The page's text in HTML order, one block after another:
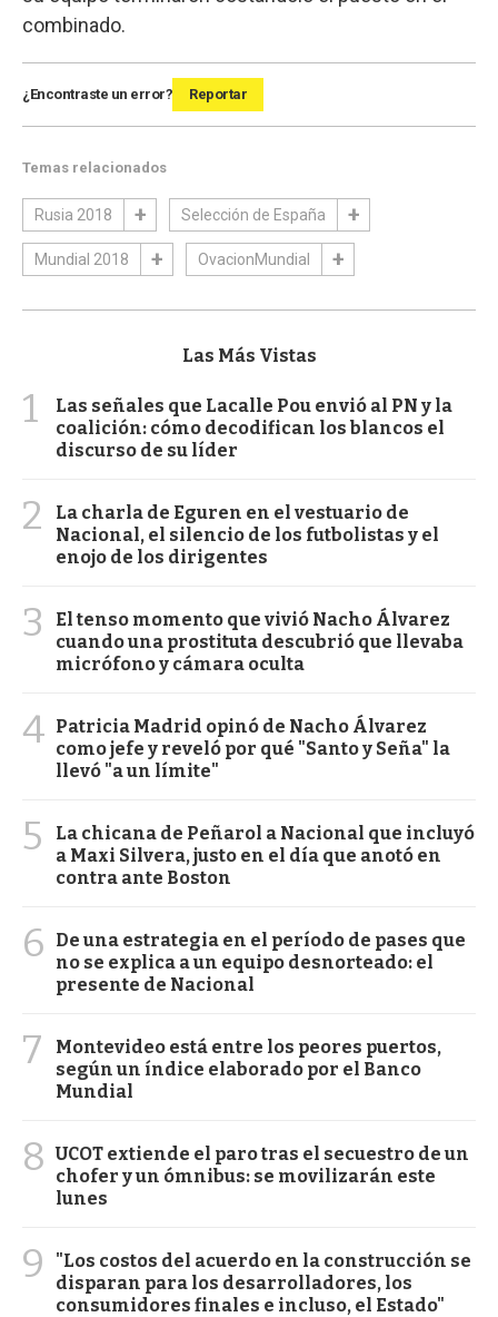
combinado.
¿Encontraste un error? Reportar
Temas relacionados
Rusia 2018 Selección de España
Mundial 2018 OvacionMundial
Las Más Vistas
1
Las señales que Lacalle Pou envió al PN y la
coalición: cómo decodifican los blancos el
discurso de su líder
2
La charla de Eguren en el vestuario de
Nacional, el silencio de los futbolistas y el
enojo de los dirigentes
3
El tenso momento que vivió Nacho Álvarez
cuando una prostituta descubrió que llevaba
micrófono y cámara oculta
4 Patricia Madrid opinó de Nacho Álvarez
como jefe y reveló por qué "Santo y Seña" la
llevó "a un límite"
5
La chicana de Peñarol a Nacional que incluyó
a Maxi Silvera, justo en el día que anotó en
contra ante Boston
6
De una estrategia en el período de pases que
no se explica a un equipo desnorteado: el
presente de Nacional
7
Montevideo está entre los peores puertos,
según un índice elaborado por el Banco
Mundial
8 UCOT extiende el paro tras el secuestro de un
chofer y un ómnibus: se movilizarán este
lunes
9
"Los costos del acuerdo en la construcción se
disparan para los desarrolladores, los
consumidores finales e incluso, el Estado"